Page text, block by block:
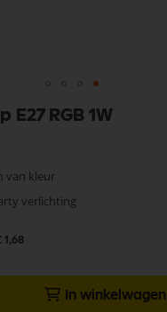
E27 RGB 1W
van kleur
verlichting
1,68
In winkelwagen